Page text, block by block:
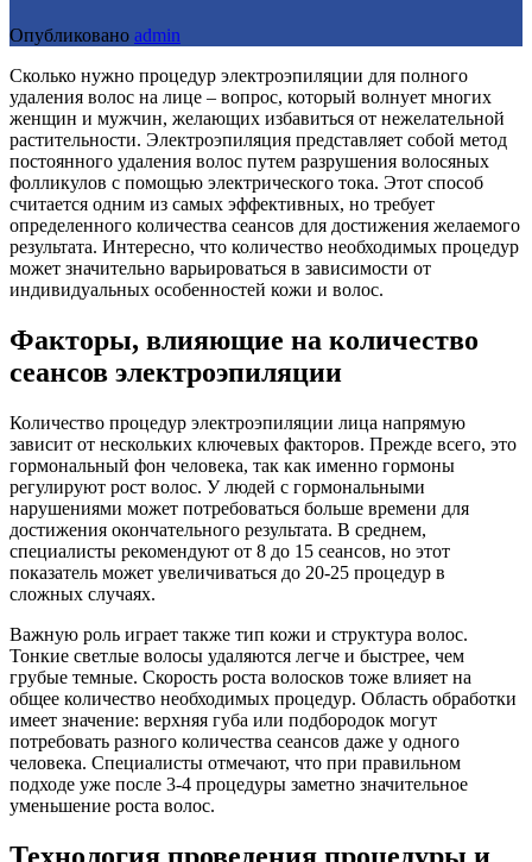
Опубликовано admin
Сколько нужно процедур электроэпиляции для полного
удаления волос на лице – вопрос, который волнует многих
женщин и мужчин, желающих избавиться от нежелательной
растительности. Электроэпиляция представляет собой метод
постоянного удаления волос путем разрушения волосяных
фолликулов с помощью электрического тока. Этот способ
считается одним из самых эффективных, но требует
определенного количества сеансов для достижения желаемого
результата. Интересно, что количество необходимых процедур
может значительно варьироваться в зависимости от
индивидуальных особенностей кожи и волос.
Факторы, влияющие на количество
сеансов электроэпиляции
Количество процедур электроэпиляции лица напрямую
зависит от нескольких ключевых факторов. Прежде всего, это
гормональный фон человека, так как именно гормоны
регулируют рост волос. У людей с гормональными
нарушениями может потребоваться больше времени для
достижения окончательного результата. В среднем,
специалисты рекомендуют от 8 до 15 сеансов, но этот
показатель может увеличиваться до 20-25 процедур в
сложных случаях.
Важную роль играет также тип кожи и структура волос.
Тонкие светлые волосы удаляются легче и быстрее, чем
грубые темные. Скорость роста волосков тоже влияет на
общее количество необходимых процедур. Область обработки
имеет значение: верхняя губа или подбородок могут
потребовать разного количества сеансов даже у одного
человека. Специалисты отмечают, что при правильном
подходе уже после 3-4 процедуры заметно значительное
уменьшение роста волос.
Технология проведения процедуры и